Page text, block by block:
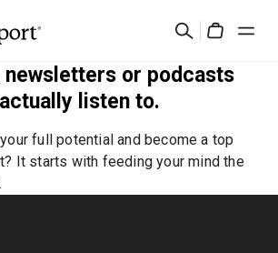
検
newsletters or podcasts
listen to.
full potential and become a top
It starts with feeding your mind the